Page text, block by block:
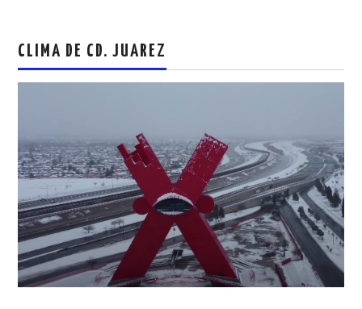
CLIMA DE CD. JUAREZ